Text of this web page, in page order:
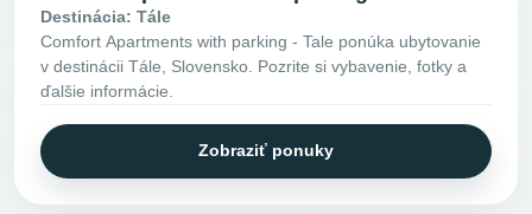
Destinácia: Tále
Comfort Apartments with parking - Tale ponúka ubytovanie
v destinácii Tále, Slovensko. Pozrite si vybavenie, fotky a
ďalšie informácie.
Zobraziť ponuky